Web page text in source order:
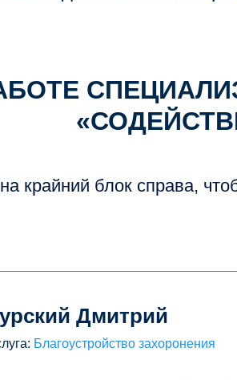
крайний блок справа,
Дмитрий
Благоустройство захоронения